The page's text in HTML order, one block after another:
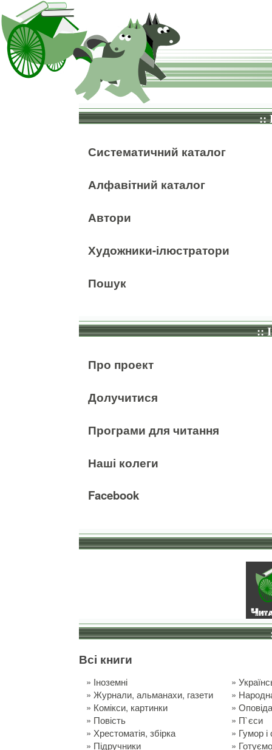
::
Систематичний каталог
Алфавітний каталог
Автори
Художники-ілюстратори
Пошук
::
Про проект
Долучитися
Програми для читання
Наші колеги
Facebook
Всі книги
» Іноземні »
»Журнали, альманахи, газети »
» Комікси, картинки »
» Повість » П`єси
» Хрестоматія, збірка » Гумор і
» Підручники »